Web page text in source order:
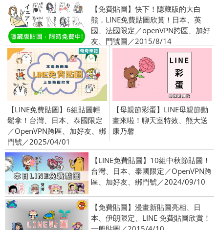
【免費貼圖】快下！隱藏版的大白
熊，LINE免費貼圖欣賞！日本、英
國、法國限定／openVPN跨區、加好
友、門號圖／2015/8/14
【LINE免費貼圖】6組貼圖輕
鬆拿！台灣、日本、泰國限定
／OpenVPN跨區、加好友、綁
門號／2025/04/01
【母親節彩蛋】LINE母親節動
畫來啦！聊天室特效、熊大送
康乃馨
【LINE免費貼圖】10組中秋節貼圖！
台灣、日本、泰國限定／OpenVPN跨
區、加好友、綁門號／2024/09/10
【免費貼圖】漫畫新貼圖亮相、日
本、伊朗限定、LINE 免費貼圖欣賞！